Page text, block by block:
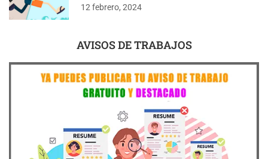
12 febrero, 2024
AVISOS DE TRABAJOS